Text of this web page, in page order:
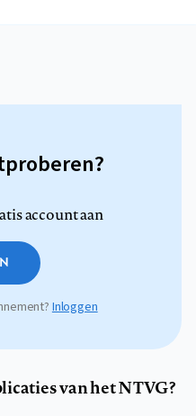
account aan
Inloggen
van het NTVG?